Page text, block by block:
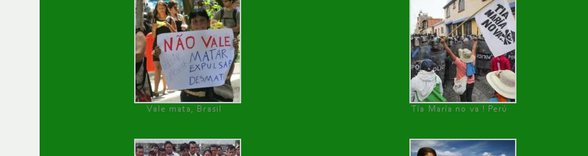
Vale mata, Brasil Tía María no va ! Perú